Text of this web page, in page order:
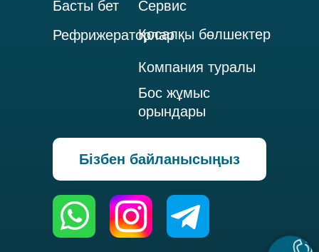
Басты бет
Қосалқы бөлшектер
Сервис
Рефрижераторлар
Компания туралы
Бос жұмыс
орындары
Бізбен байланысыңыз